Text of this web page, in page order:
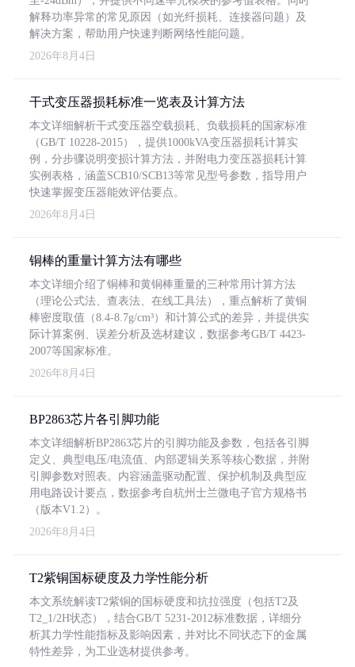
解释功率异常的常见原因（如光纤损耗、连接器问题）及
解决方案，帮助用户快速判断网络性能问题。
2026年8月4日
干式变压器损耗标准一览表及计算方法
本文详细解析干式变压器空载损耗、负载损耗的国家标准
（GB/T 10228-2015），提供1000kVA变压器损耗计算实
例，分步骤说明变损计算方法，并附电力变压器损耗计算
实例表格，涵盖SCB10/SCB13等常见型号参数，指导用户
快速掌握变压器能效评估要点。
2026年8月4日
铜棒的重量计算方法有哪些
本文详细介绍了铜棒和黄铜棒重量的三种常用计算方法
（理论公式法、查表法、在线工具法），重点解析了黄铜
棒密度取值（8.4-8.7g/cm³）和计算公式的差异，并提供实
际计算案例、误差分析及选材建议，数据参考GB/T 4423-
2007等国家标准。
2026年8月4日
BP2863芯片各引脚功能
本文详细解析BP2863芯片的引脚功能及参数，包括各引脚
定义、典型电压/电流值、内部逻辑关系等核心数据，并附
引脚参数对照表。内容涵盖驱动配置、保护机制及典型应
用电路设计要点，数据参考自杭州士兰微电子官方规格书
（版本V1.2）。
2026年8月4日
T2紫铜国标硬度及力学性能分析
本文系统解读T2紫铜的国标硬度和抗拉强度（包括T2及
T2_1/2H状态），结合GB/T 5231-2012标准数据，详细分
析其力学性能指标及影响因素，并对比不同状态下的金属
特性差异，为工业选材提供参考。